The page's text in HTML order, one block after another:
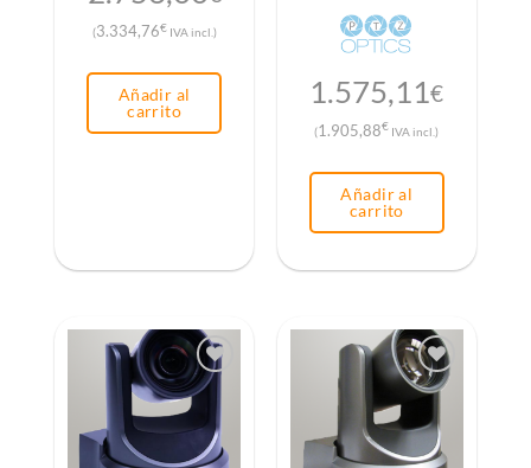
(3.334,76€IVA incl.)
Añadir al
carrito
1.575,11€
(1.905,88€ IVA incl.)
Añadir al
carrito